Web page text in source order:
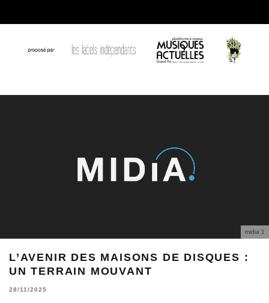
midia 1
L’AVENIR DES MAISONS DE DISQUES :
UN TERRAIN MOUVANT
28/11/2025